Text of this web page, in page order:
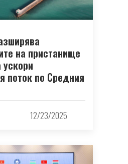
на пристанище
поток по Средния
12/23/2025